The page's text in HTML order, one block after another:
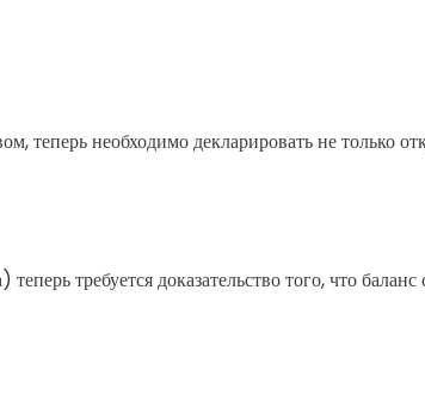
теперь необходимо декларировать не только
требуется доказательство того, что